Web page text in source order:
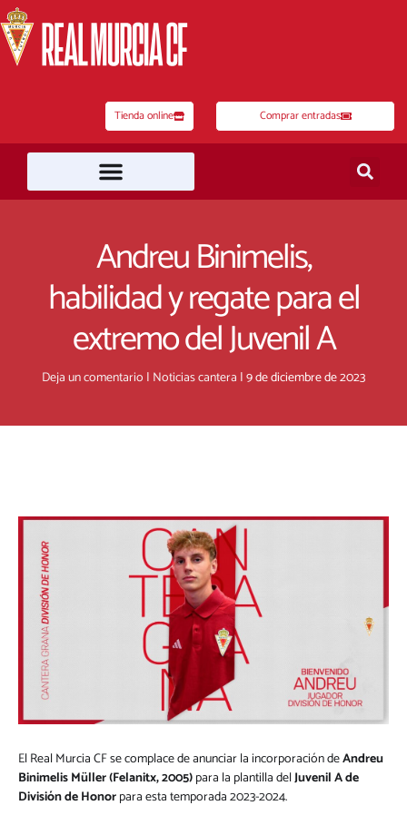
al
contenido
Tienda online Comprar entradas
Andreu Binimelis,
habilidad y regate para el
extremo del Juvenil A
Deja un comentario | Noticias cantera |9 de diciembre de 2023
El Real Murcia CF se complace de anunciar la incorporación deAndreu
Binimelis Müller (Felanitx, 2005)para la plantilla delJuvenil A de
División de Honorpara esta temporada 2023-2024.